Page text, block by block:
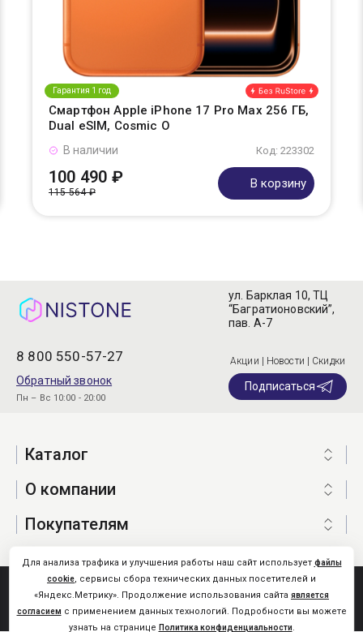
Гарантия 1 год
Смартфон Apple iPhone 17 Pro Max 256 ГБ,
Dual eSIM, Cosmic O
Код: 223302
В наличии
100 490 ₽
115 564 ₽
В корзину
8 800 550-57-27
Обратный звонок
Пн – Вс 10:00 - 20:00
ул. Барклая 10, ТЦ
“Багратионовский”,
пав. А-7
Акции | Новости | Скидки
Подписаться
Каталог
О компании
Покупателям
Nistone.Ru © 2026
Карта сайта
Для анализа трафика и улучшения работы наш сайт использует файлы
cookie, сервисы сбора технических данных посетителей и
«Яндекс.Метрику». Продолжение использования сайта является
согласием с применением данных технологий. Подробности вы можете
узнать на странице Политика конфиденциальности.